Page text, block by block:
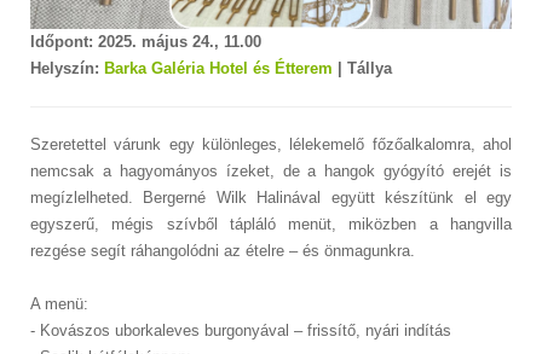
Időpont: 2025. május 24., 11.00
Helyszín: Barka Galéria Hotel és Étterem | Tállya
Szeretettel várunk egy különleges, lélekemelő főzőalkalomra, ahol
nemcsak a hagyományos ízeket, de a hangok gyógyító erejét is
megízlelheted. Bergerné Wilk Halinával együtt készítünk el egy
egyszerű, mégis szívből tápláló menüt, miközben a hangvilla
rezgése segít ráhangolódni az ételre – és önmagunkra.
A menü:
- Kovászos uborkaleves burgonyával – frissítő, nyári indítás